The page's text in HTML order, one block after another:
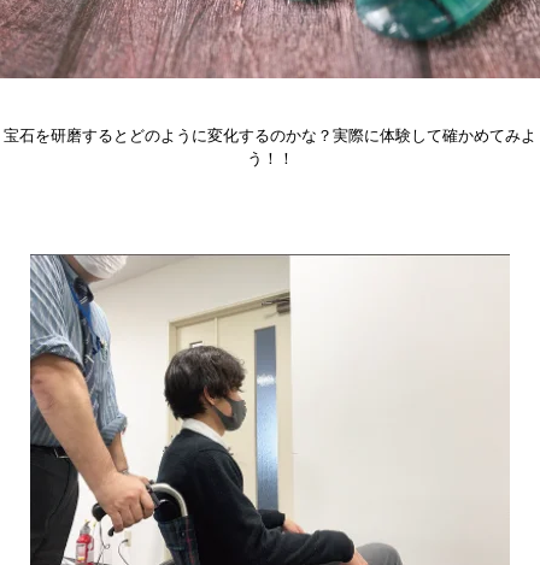
宝石を研磨するとどのように変化するのかな？実際に体験して確かめてみよ
う！！